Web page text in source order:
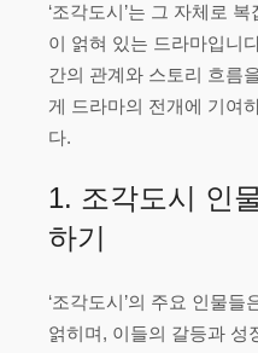
‘조각도시’는 그 자체로
이 얽혀 있는 드라마입니
간의 관계와 스토리 흐름
게 드라마의 전개에 기여
다.
1. 조각도시 인
하기
‘조각도시’의 주요 인물
얽히며, 이들의 갈등과 성